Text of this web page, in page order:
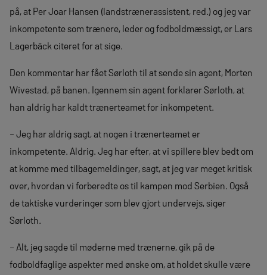
på, at Per Joar Hansen (landstrænerassistent, red.) og jeg var
inkompetente som trænere, leder og fodboldmæssigt, er Lars
Lagerbäck citeret for at sige.
Den kommentar har fået Sørloth til at sende sin agent, Morten
Wivestad, på banen. Igennem sin agent forklarer Sørloth, at
han aldrig har kaldt trænerteamet for inkompetent.
– Jeg har aldrig sagt, at nogen i trænerteamet er
inkompetente. Aldrig. Jeg har efter, at vi spillere blev bedt om
at komme med tilbagemeldinger, sagt, at jeg var meget kritisk
over, hvordan vi forberedte os til kampen mod Serbien. Også
de taktiske vurderinger som blev gjort undervejs, siger
Sørloth.
– Alt, jeg sagde til møderne med trænerne, gik på de
fodboldfaglige aspekter med ønske om, at holdet skulle være